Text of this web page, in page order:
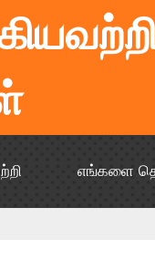
எங்களை